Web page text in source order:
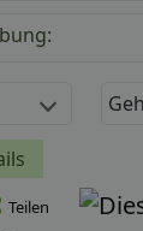
Teilen